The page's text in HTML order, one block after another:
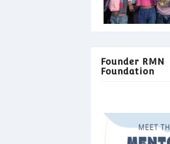
Founder RMN
Foundation